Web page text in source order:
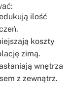
ilość
koszty
zimą.
wnętrza
z zewnątrz.